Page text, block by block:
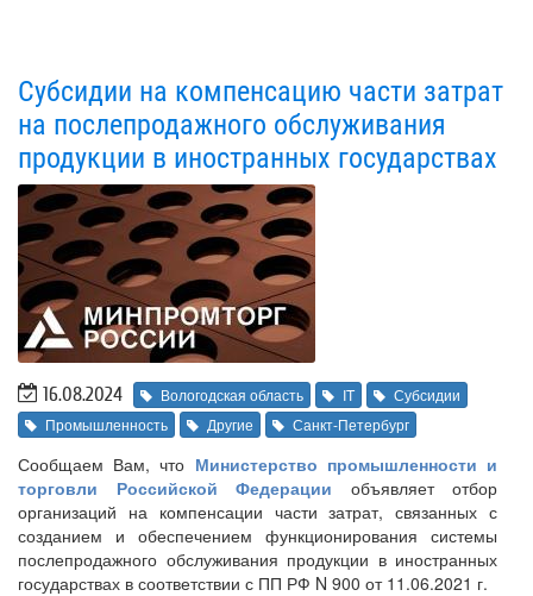
Субсидии на компенсацию части затрат
на послепродажного обслуживания
продукции в иностранных государствах
16.08.2024 Вологодская область IT
Субсидии
Промышленность
Другие Санкт-Петербург
Сообщаем Вам, что Министерство промышленности и
торговли Российской Федерации объявляет отбор
организаций на компенсации части затрат, связанных с
созданием и обеспечением функционирования системы
послепродажного обслуживания продукции в иностранных
государствах в соответствии с ПП РФ N 900 от 11.06.2021 г.